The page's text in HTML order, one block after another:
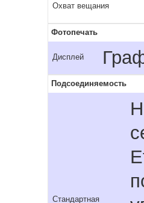
Охват вещания
Фотопечать
Дисплей
Подсоединяемость
Стандартная